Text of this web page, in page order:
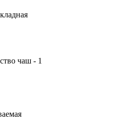
чаш - 1